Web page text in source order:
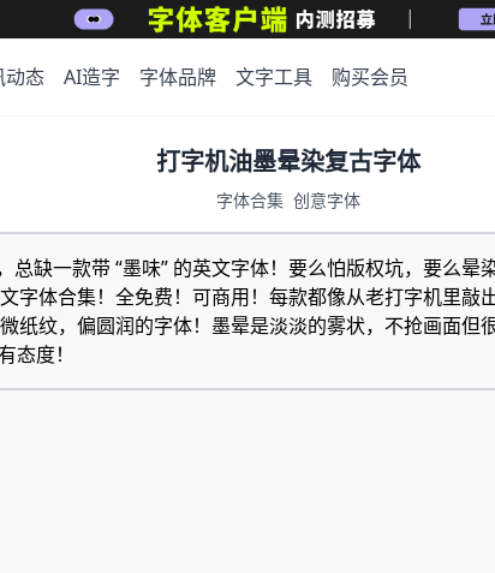
动态 AI造字 字体品牌 文字工具 购买会员
打字机油墨晕染复古字体
字体合集 创意字体
缺一款带 “墨味” 的英文字体！要么怕版权坑，要么晕
体合集！全免费！可商用！每款都像从老打字机里敲
纸纹，偏圆润的字体！墨晕是淡淡的雾状，不抢画面
态度！